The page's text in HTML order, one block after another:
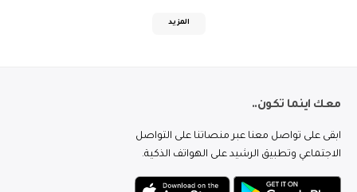
المزيد
معك اينما تكون..
ابقى على تواصل معنا عبر منصاتنا على التواصل
الاجتماعي وتطبيق الرشيد على الهواتف الذكية.